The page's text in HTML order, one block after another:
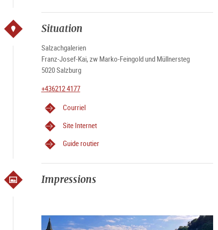
Situation
Salzachgalerien
Franz-Josef-Kai, zw Marko-Feingold und Müllnersteg
5020 Salzburg
+436212 4177
Courriel
Site Internet
Guide routier
Impressions